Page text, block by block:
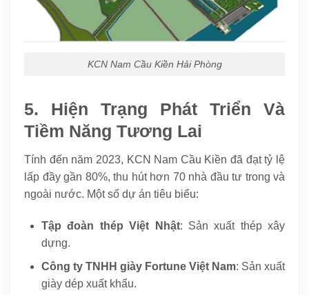
KCN Nam Cầu Kiền Hải Phòng
5. Hiện Trạng Phát Triển Và
Tiềm Năng Tương Lai
Tính đến năm 2023, KCN Nam Cầu Kiền đã đạt tỷ lệ
lấp đầy gần 80%, thu hút hơn 70 nhà đầu tư trong và
ngoài nước. Một số dự án tiêu biểu:
Tập đoàn thép Việt Nhật: Sản xuất thép xây
dựng.
Công ty TNHH giày Fortune Việt Nam: Sản xuất
giày dép xuất khẩu.